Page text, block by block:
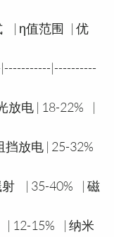
| η值范围 | 优
|----------
放电 | 18-22% |
放电 | 25-32%
射 | 35-40% | 磁
12-15% | 纳米